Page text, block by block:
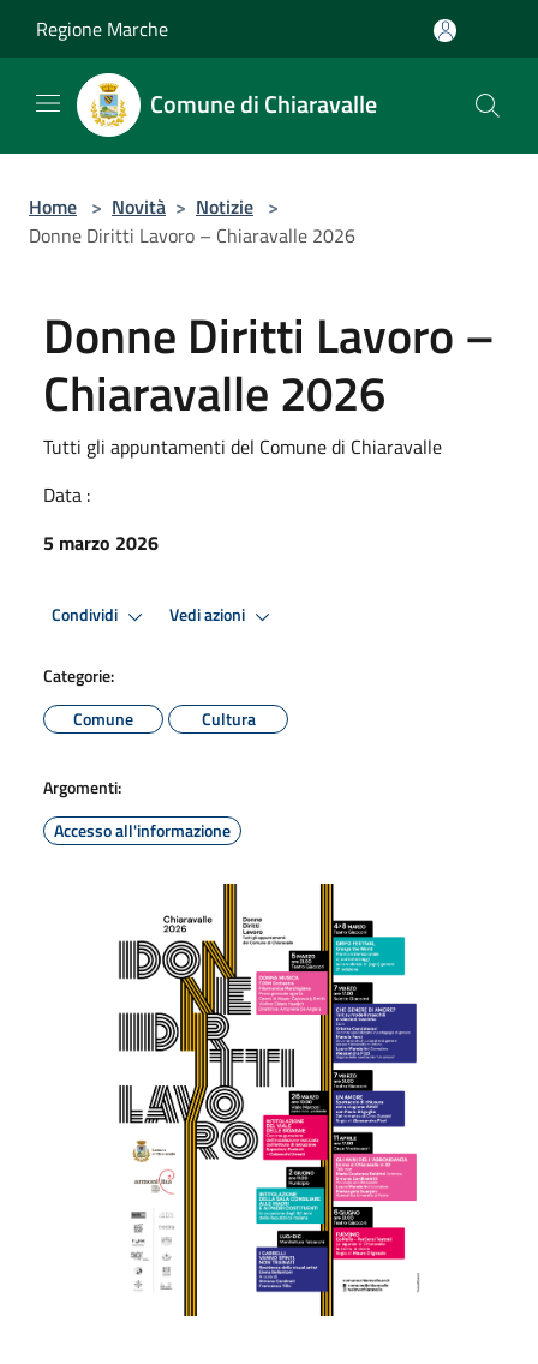
Regione Marche
Comune di Chiaravalle
Home > Novità > Notizie >
Donne Diritti Lavoro – Chiaravalle 2026
Donne Diritti Lavoro –
Chiaravalle 2026
Tutti gli appuntamenti del Comune di Chiaravalle
Data :
5 marzo 2026
Condividi Vedi azioni
Categorie:
Comune
Cultura
Argomenti:
Accesso all'informazione